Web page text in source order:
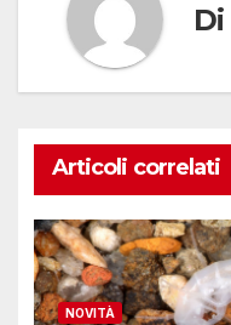
Di
Articoli correlati
NOVITÀ